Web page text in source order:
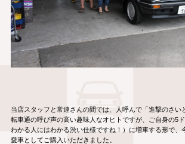
当店スタッフと常連さんの間では、人呼んで「進撃のさい
転車通の呼び声の高い趣味人なオヒトですが、ご自身の5
わかる人にはわかる渋い仕様ですね！）に増車する形で、
愛車としてご購入いただきました。